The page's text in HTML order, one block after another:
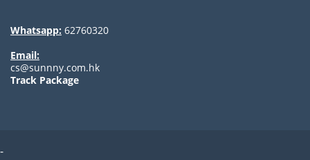
Whatsapp: 62760320
Email:
cs@sunnny.com.hk
Track Package
-